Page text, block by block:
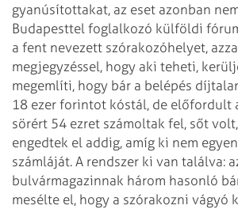
gyanúsítottakat, az eset azonban
Budapesttel foglalkozó külföldi
a fent nevezett szórakozóhelyet,
megjegyzéssel, hogy aki teheti,
megemlíti, hogy bár a belépés
18 ezer forintot kóstál, de előfordult
sörért 54 ezret számoltak fel, sőt
engedtek el addig, amíg ki nem
számláját. A rendszer ki van találva:
bulvármagazinnak három hasonló
mesélte el, hogy a szórakozni vágyó